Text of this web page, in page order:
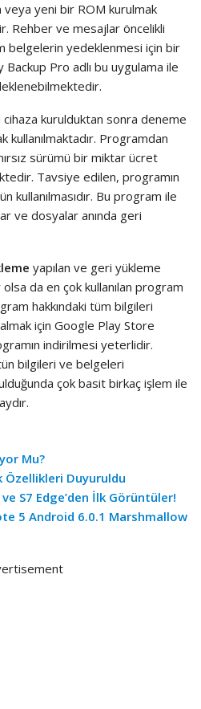
yeni bir ROM kurulmak
Rehber ve mesajlar öncelikli
belgelerin yedeklenmesi için bir
Pro adlı bu uygulama ile
cihaza kurulduktan sonra deneme
Programdan
sürümü bir miktar ücret
Tavsiye edilen, programın
kullanılmasıdır. Bu program ile
ve dosyalar anında geri
yapılan ve geri yükleme
da en çok kullanılan program
hakkındaki tüm bilgileri
için Google Play Store
indirilmesi yeterlidir.
bilgileri ve belgeleri
çok basit birkaç işlem ile
Mu?
Özellikleri Duyuruldu
S7 Edge’den İlk Görüntüler!
5 Android 6.0.1 Marshmallow